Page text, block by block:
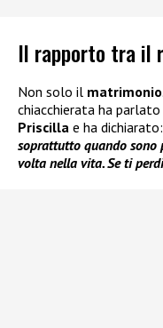
Il rapporto tra il
Non solo il matrimonio.
chiacchierata ha
Priscilla e ha dichiarato:
soprattutto quando sono
volta nella vita. Se ti